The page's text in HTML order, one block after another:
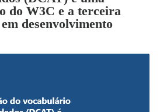
do W3C e a terceira
desenvolvimento